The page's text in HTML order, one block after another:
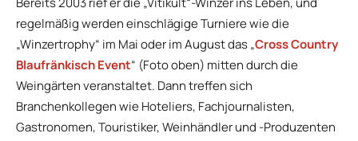
regelmäßig werden einschlägige Turniere wie die
„Winzertrophy“ im Mai oder im August das „Cross Country
Blaufränkisch Event“ (Foto oben) mitten durch die
Weingärten veranstaltet. Dann treffen sich
Branchenkollegen wie Hoteliers, Fachjournalisten,
Gastronomen, Touristiker, Weinhändler und -Produzenten